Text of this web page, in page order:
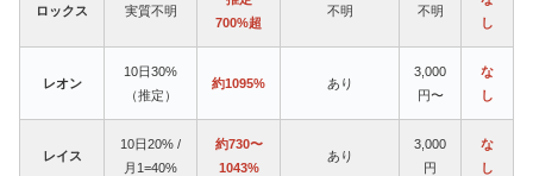
ロックス 実質不明
700%超
不明 不明
し
レオン
10日30%
（推定）
約1095% あり
3,000
円〜
な
し
レイス
10日20% /
月1=40%
約730〜
1043%
あり
3,000
円
な
し